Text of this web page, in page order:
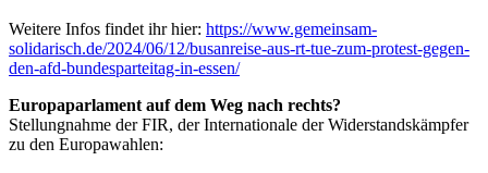
Weitere Infos findet ihr hier: https://www.gemeinsam-
solidarisch.de/2024/06/12/busanreise-aus-rt-tue-zum-protest-gegen-
den-afd-bundesparteitag-in-essen/
Europaparlament auf dem Weg nach rechts?
Stellungnahme der FIR, der Internationale der Widerstandskämpfer
zu den Europawahlen: